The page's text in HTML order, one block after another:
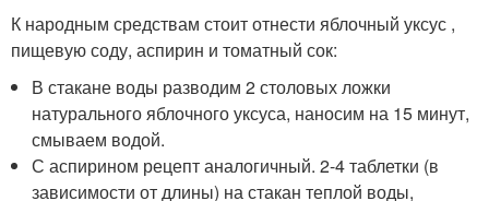
К народным средствам стоит отнести яблочный уксус ,
пищевую соду, аспирин и томатный сок:
В стакане воды разводим 2 столовых ложки
натурального яблочного уксуса, наносим на 15 минут,
смываем водой.
С аспирином рецепт аналогичный. 2-4 таблетки (в
зависимости от длины) на стакан теплой воды,